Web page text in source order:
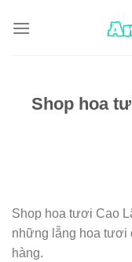
Shop hoa
Shop hoa tươi Cao
những lẵng hoa tươi
hàng.